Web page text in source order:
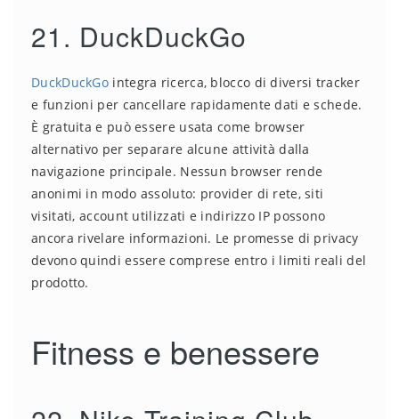
21. DuckDuckGo
DuckDuckGo integra ricerca, blocco di diversi tracker
e funzioni per cancellare rapidamente dati e schede.
È gratuita e può essere usata come browser
alternativo per separare alcune attività dalla
navigazione principale. Nessun browser rende
anonimi in modo assoluto: provider di rete, siti
visitati, account utilizzati e indirizzo IP possono
ancora rivelare informazioni. Le promesse di privacy
devono quindi essere comprese entro i limiti reali del
prodotto.
Fitness e benessere